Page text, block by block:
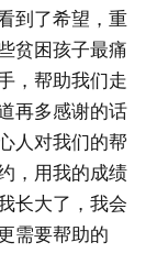
到了希望，重
贫困孩子最痛
，帮助我们走
再多感谢的话
人对我们的帮
，用我的成绩
长大了，我会
需要帮助的